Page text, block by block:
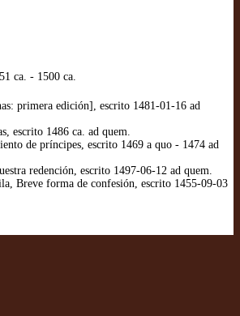
ca. - 1500 ca.
primera edición], escrito 1481-01-16 ad
escrito 1486 ca. ad quem.
de príncipes, escrito 1469 a quo - 1474 ad
redención, escrito 1497-06-12 ad quem.
Breve forma de confesión, escrito 1455-09-03